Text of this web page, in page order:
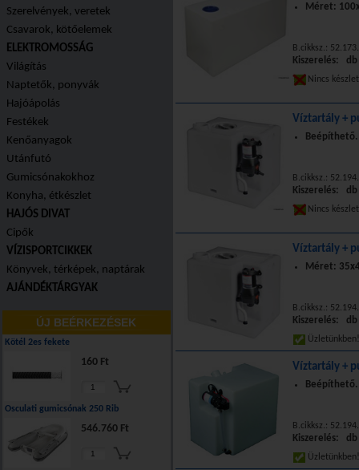
Szerelvények, veretek
Csavarok, kötőelemek
ELEKTROMOSSÁG
Világítás
Naptetők, ponyvák
Hajóápolás
Festékek
Kenőanyagok
Utánfutó
Gumicsónakokhoz
Konyha, étkészlet
HAJÓS DIVAT
Cipők
VÍZISPORTCIKKEK
Könyvek, térképek, naptárak
AJÁNDÉKTÁRGYAK
ÚJ BEÉRKEZÉSEK
Kötél 2es fekete
160 Ft
Osculati gumicsónak 250 Rib
546.760 Ft
Méret:
B.cikksz.:
Kiszerelés: db
Nincs
Víztartály +
B.cikksz.:
Kiszerelés: db
Nincs
Víztartály +
Méret:
B.cikksz.:
Kiszerelés: db
Víztartály +
B.cikksz.:
Kiszerelés: db